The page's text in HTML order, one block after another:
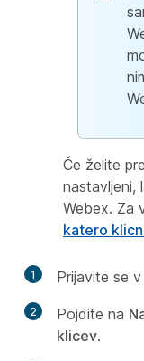
Če želite
nastavljeni,
Webex. Za
katero
1 Prijavite se v
2 Pojdite na
klicev.